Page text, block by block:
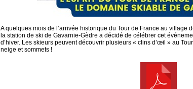
A quelques mois de l’arrivée historique du Tour de France au village
la station de ski de Gavarnie-Gèdre a décidé de célébrer cet
d’hiver. Les skieurs peuvent découvrir plusieurs « clins d’œil » au
neige et sommets !